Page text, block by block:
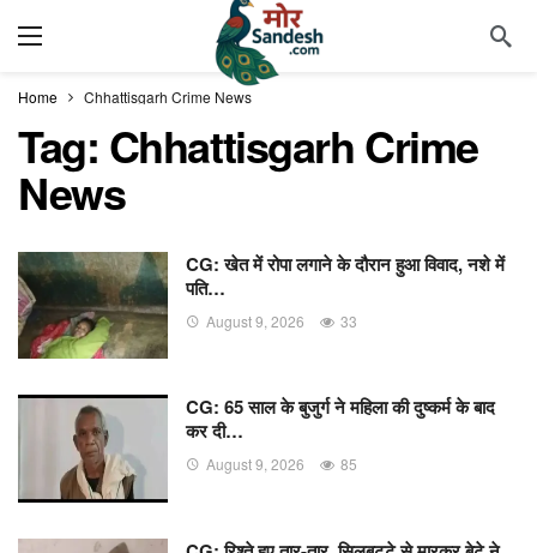
Home Chhattisgarh Crime News
Tag: Chhattisgarh Crime
News
CG: खेत में रोपा लगाने के दौरान हुआ विवाद, नशे में
पति…
August 9, 2026 33
CG: 65 साल के बुजुर्ग ने महिला की दुष्कर्म के बाद
कर दी…
August 9, 2026 85